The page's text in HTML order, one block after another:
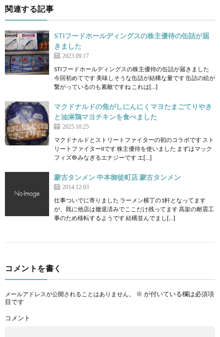
関連する記事
STIフードホールディングスの株主優待の缶詰が届
きました
2023.09.17
STIフードホールディングスの株主優待の缶詰が届きました
今回初めてです 美味しそうな缶詰が結構な量です 缶詰の絵が
繋がっているのも素敵ですね これは[…]
マクドナルドの焦がしにんにくマヨたまごてりやき
と油淋鶏マヨチキンを食べました
2025.10.25
マクドナルドとストリートファイターの初のコラボです スト
リートファイターIIです 株主優待を使いました まずはマック
フィズ® みなぎるエナジーです エ[…]
蒙古タンメン 中本御徒町店 蒙古タンメン
2014.12.03
仕事ついでに寄りました ラーメン横丁の1軒となってます
が、既に他店は撤退済みでここだけ残ってます 高架の耐震工
事のため移転するようです 結構並んでまし[…]
コメントを書く
メールアドレスが公開されることはありません。 ※ が付いている欄は必須項
目です
コメント